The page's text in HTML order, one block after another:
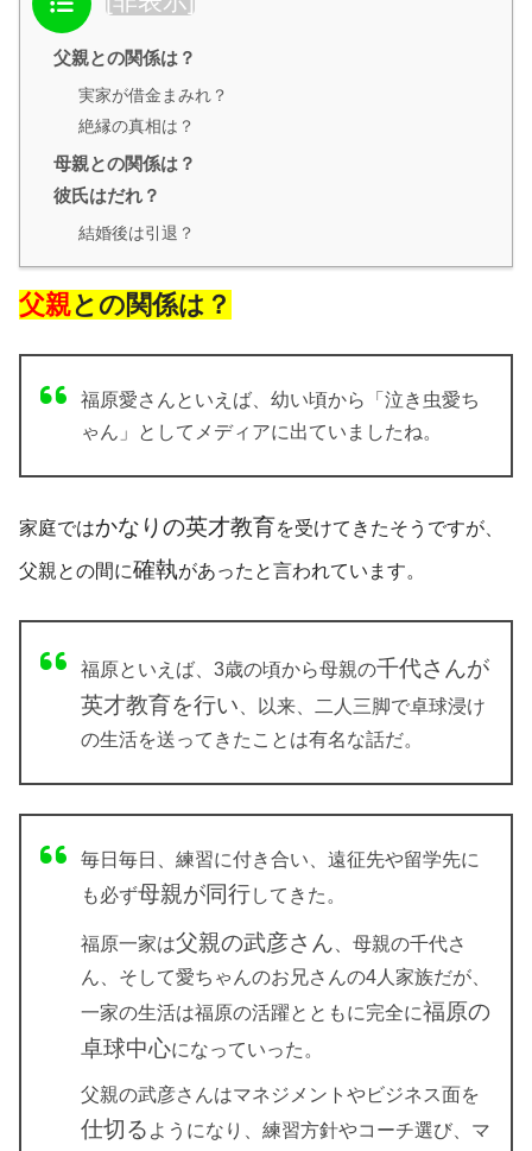
父親との関係は？
実家が借金まみれ？
絶縁の真相は？
母親との関係は？
彼氏はだれ？
結婚後は引退？
父親との関係は？
福原愛さんといえば、幼い頃から「泣き虫愛ち
ゃん」としてメディアに出ていましたね。
家庭ではかなりの英才教育を受けてきたそうですが、
父親との間に確執があったと言われています。
福原といえば、3歳の頃から母親の千代さんが
英才教育を行い 、以来、二人三脚で卓球浸け
の生活を送ってきたことは有名な話だ。
毎日毎日、練習に付き合い、遠征先や留学先に
も必ず母親が同行してきた。
福原一家は父親の武彦さん 、母親の千代さ
ん、そして愛ちゃんのお兄さんの4人家族だが、
一家の生活は福原の活躍とともに完全に福原の
卓球中心になっていった。
父親の武彦さんはマネジメントやビジネス面を
仕切る ようになり、練習方針やコーチ選び、マ